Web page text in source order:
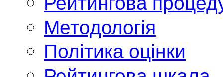
Методологія
Політика оцінки